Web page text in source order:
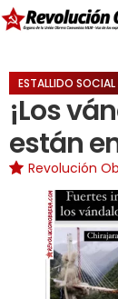
ESTALLIDO
¡Los
están
Revolución